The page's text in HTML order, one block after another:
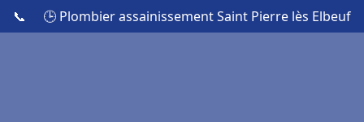
📞 🕒 Plombier assainissement Saint Pierre lès Elbeuf